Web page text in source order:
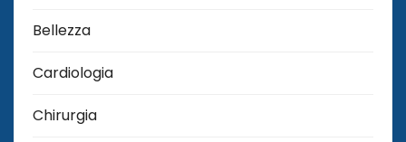
Bellezza
Cardiologia
Chirurgia